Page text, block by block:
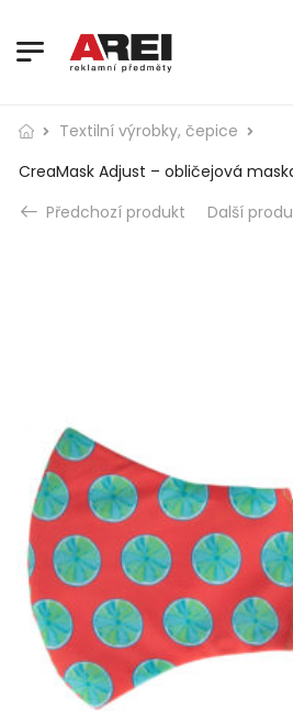
Textilní výrobky, čepice
CreaMask Adjust – obličejová
Předchozí produkt
Další